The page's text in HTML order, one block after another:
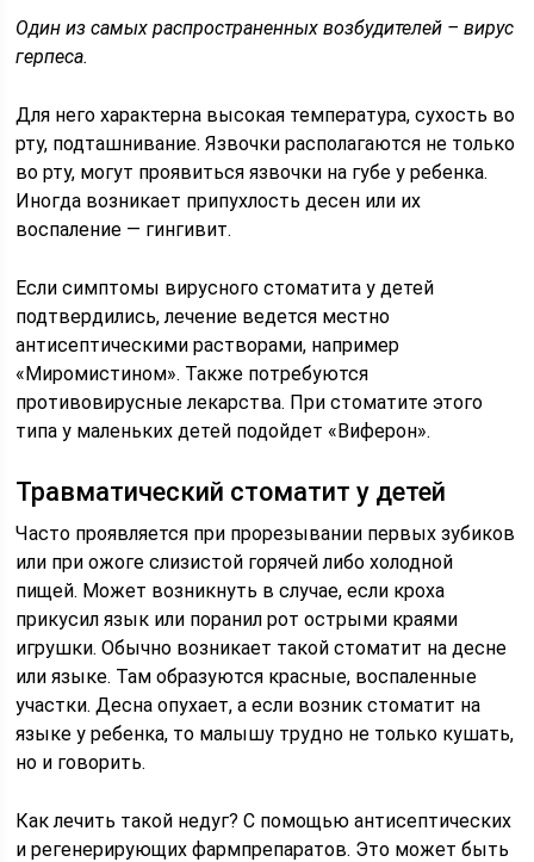
Один из самых распространенных возбудителей – вирус
герпеса.
Для него характерна высокая температура, сухость во
рту, подташнивание. Язвочки располагаются не только
во рту, могут проявиться язвочки на губе у ребенка.
Иногда возникает припухлость десен или их
воспаление — гингивит.
Если симптомы вирусного стоматита у детей
подтвердились, лечение ведется местно
антисептическими растворами, например
«Миромистином». Также потребуются
противовирусные лекарства. При стоматите этого
типа у маленьких детей подойдет «Виферон».
Травматический стоматит у детей
Часто проявляется при прорезывании первых зубиков
или при ожоге слизистой горячей либо холодной
пищей. Может возникнуть в случае, если кроха
прикусил язык или поранил рот острыми краями
игрушки. Обычно возникает такой стоматит на десне
или языке. Там образуются красные, воспаленные
участки. Десна опухает, а если возник стоматит на
языке у ребенка, то малышу трудно не только кушать,
но и говорить.
Как лечить такой недуг? С помощью антисептических
и регенерирующих фармпрепаратов. Это может быть